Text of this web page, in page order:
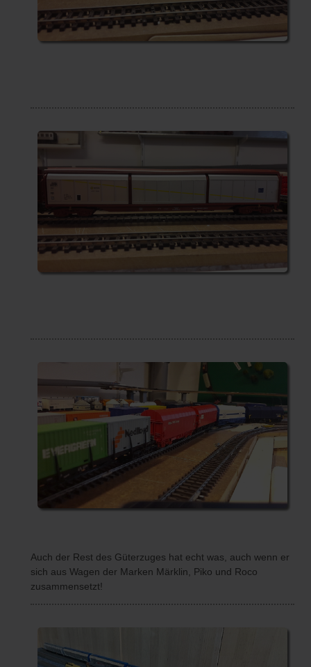
Auch der Rest des Güterzuges hat echt was, auch wenn er
sich aus Wagen der Marken Märklin, Piko und Roco
zusammensetzt!